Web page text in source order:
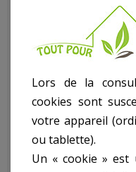
Vitesse à vide : 0-350 / 0-
2 batteries : 14,4V LITHIUM
Mandrin : automatique
Lors de la
cookies sont
votre appareil
ou tablette).
Un « cookie » est